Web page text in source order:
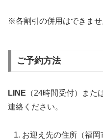
※各割引の併用はできませ
ご予約方法
LINE （24時間受付）また
連絡ください。
お迎え先の住所（福岡